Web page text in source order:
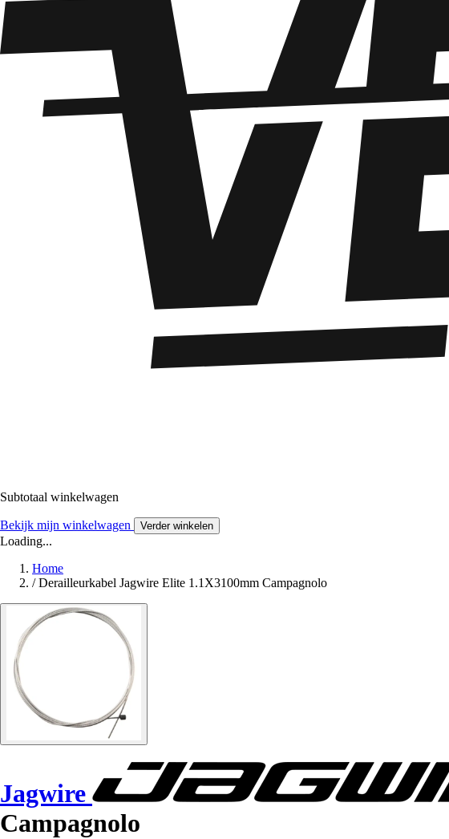
Subtotaal winkelwagen
Bekijk mijn winkelwagen Verder winkelen
Loading...
Home
/ Derailleurkabel Jagwire Elite 1.1X3100mm Campagnolo
Jagwire
Campagnolo